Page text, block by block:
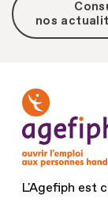
nos
L'Agefiph est